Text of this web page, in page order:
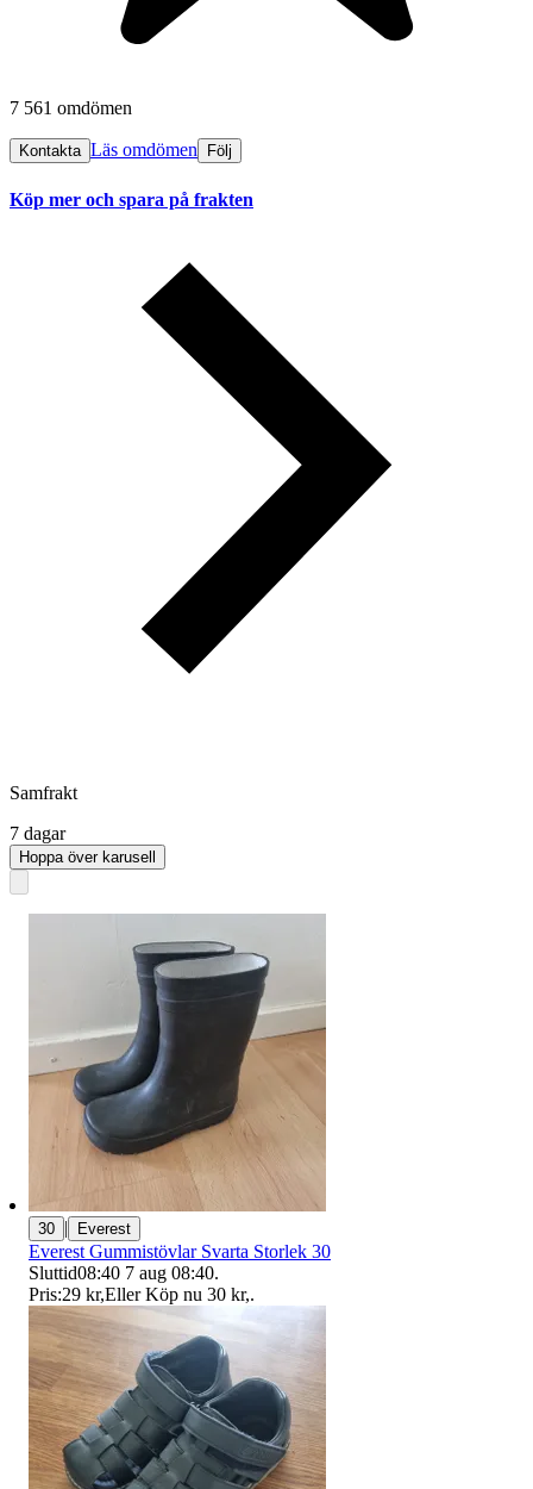
7 561 omdömen
Kontakta Läs omdömen Följ
Köp mer och spara på frakten
Samfrakt
7 dagar
Hoppa över karusell
30 | Everest
Everest Gummistövlar Svarta Storlek 30
Sluttid08:40 7 aug 08:40.
Pris:29 kr,Eller Köp nu 30 kr,.